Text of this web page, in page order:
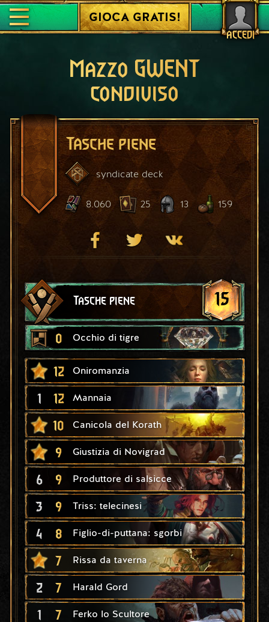
ACCEDI
GIOCA GRATIS!
Mazzo GWENT
condiviso
Tasche piene
syndicate deck
8.060 25 13 159
Tasche piene 15
0 Occhio di tigre
12 Oniromanzia
1 12 Mannaia
10 Canicola del Korath
9 Giustizia di Novigrad
6 9 Produttore di salsicce
3 9 Triss: telecinesi
4 8 Figlio-di-puttana: sgorbi
7 Rissa da taverna
2 7 Harald Gord
1 7 Ferko lo Scultore